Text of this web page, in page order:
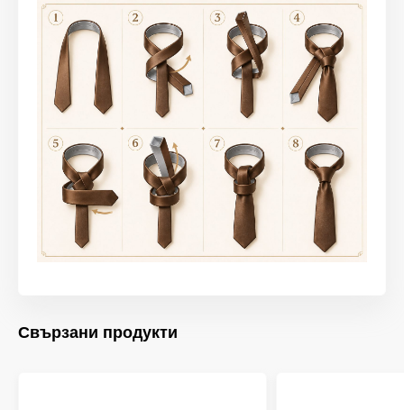
Свързани продукти